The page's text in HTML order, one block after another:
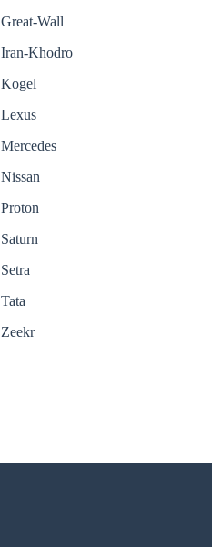
Great-Wall
Iran-Khodro
Kogel
Lexus
Mercedes
Nissan
Proton
Saturn
Setra
Tata
Zeekr